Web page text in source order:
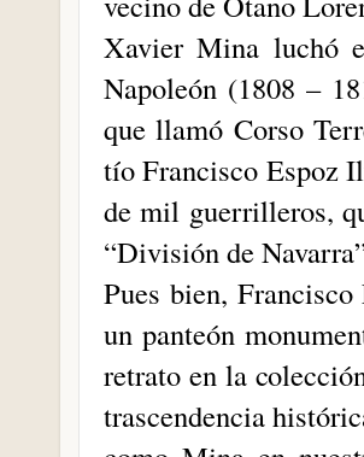
Xavier Mina luchó
Napoleón (1808 –
que llamó Corso
tío Francisco Espoz
de mil guerrilleros,
“División de
Pues bien,
un panteón
retrato en la
trascendencia